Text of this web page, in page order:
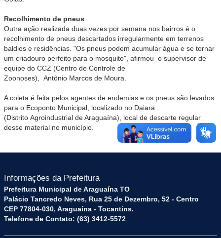
Recolhimento de pneus
Outra ação realizada duas vezes por semana nos bairros é o
recolhimento de pneus descartados irregularmente em terrenos
baldios e residências. "Os pneus podem acumular água e se tornar
um criadouro perfeito para o mosquito", afirmou o supervisor de
equipe do CCZ (Centro de Controle de
Zoonoses), Antônio Marcos de Moura.
A coleta é feita pelos agentes de endemias e os pneus são levados
para o Ecoponto Municipal, localizado no Daiara
(Distrito Agroindustrial de Araguaína), local de descarte regular
desse material no município.
Informações da Prefeitura
Prefeitura Municipal de Araguaína TO
Palácio Tancredo Neves, Rua 25 de Dezembro, 52 - Centro
CEP 77804-030, Araguaína - Tocantins.
Telefone de Contato: (63) 3412-5572